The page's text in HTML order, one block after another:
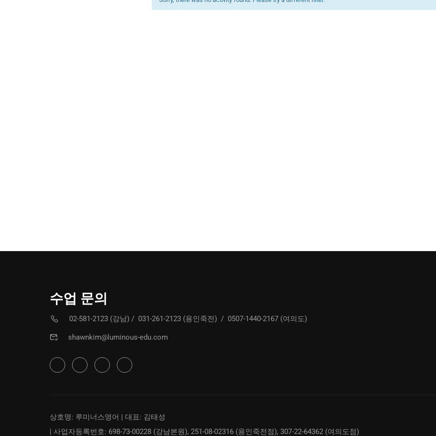
수업 문의
02-581-2123 (강남) / 031-261-2123 (용인죽전) / 0507-1440-2167 (여의도)
shawnkim@luminous-edu.com
상호명: 루미너스영어 | 대표: 김태성
| 사업자등록번호: 698-73-00228 (강남본원), 251-08-02316 (용인죽전점), 307-22-64362 (여의도점)